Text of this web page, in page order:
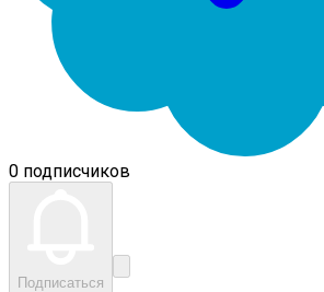
0 подписчиков
Подписаться